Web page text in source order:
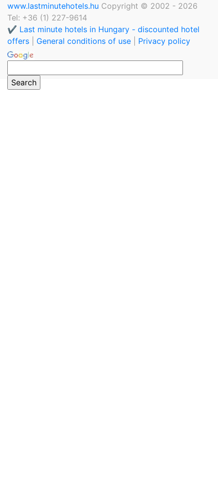
www.lastminutehotels.hu Copyright © 2002 - 2026
Tel: +36 (1) 227-9614
✔️ Last minute hotels in Hungary - discounted hotel
offers
General conditions of use Privacy policy